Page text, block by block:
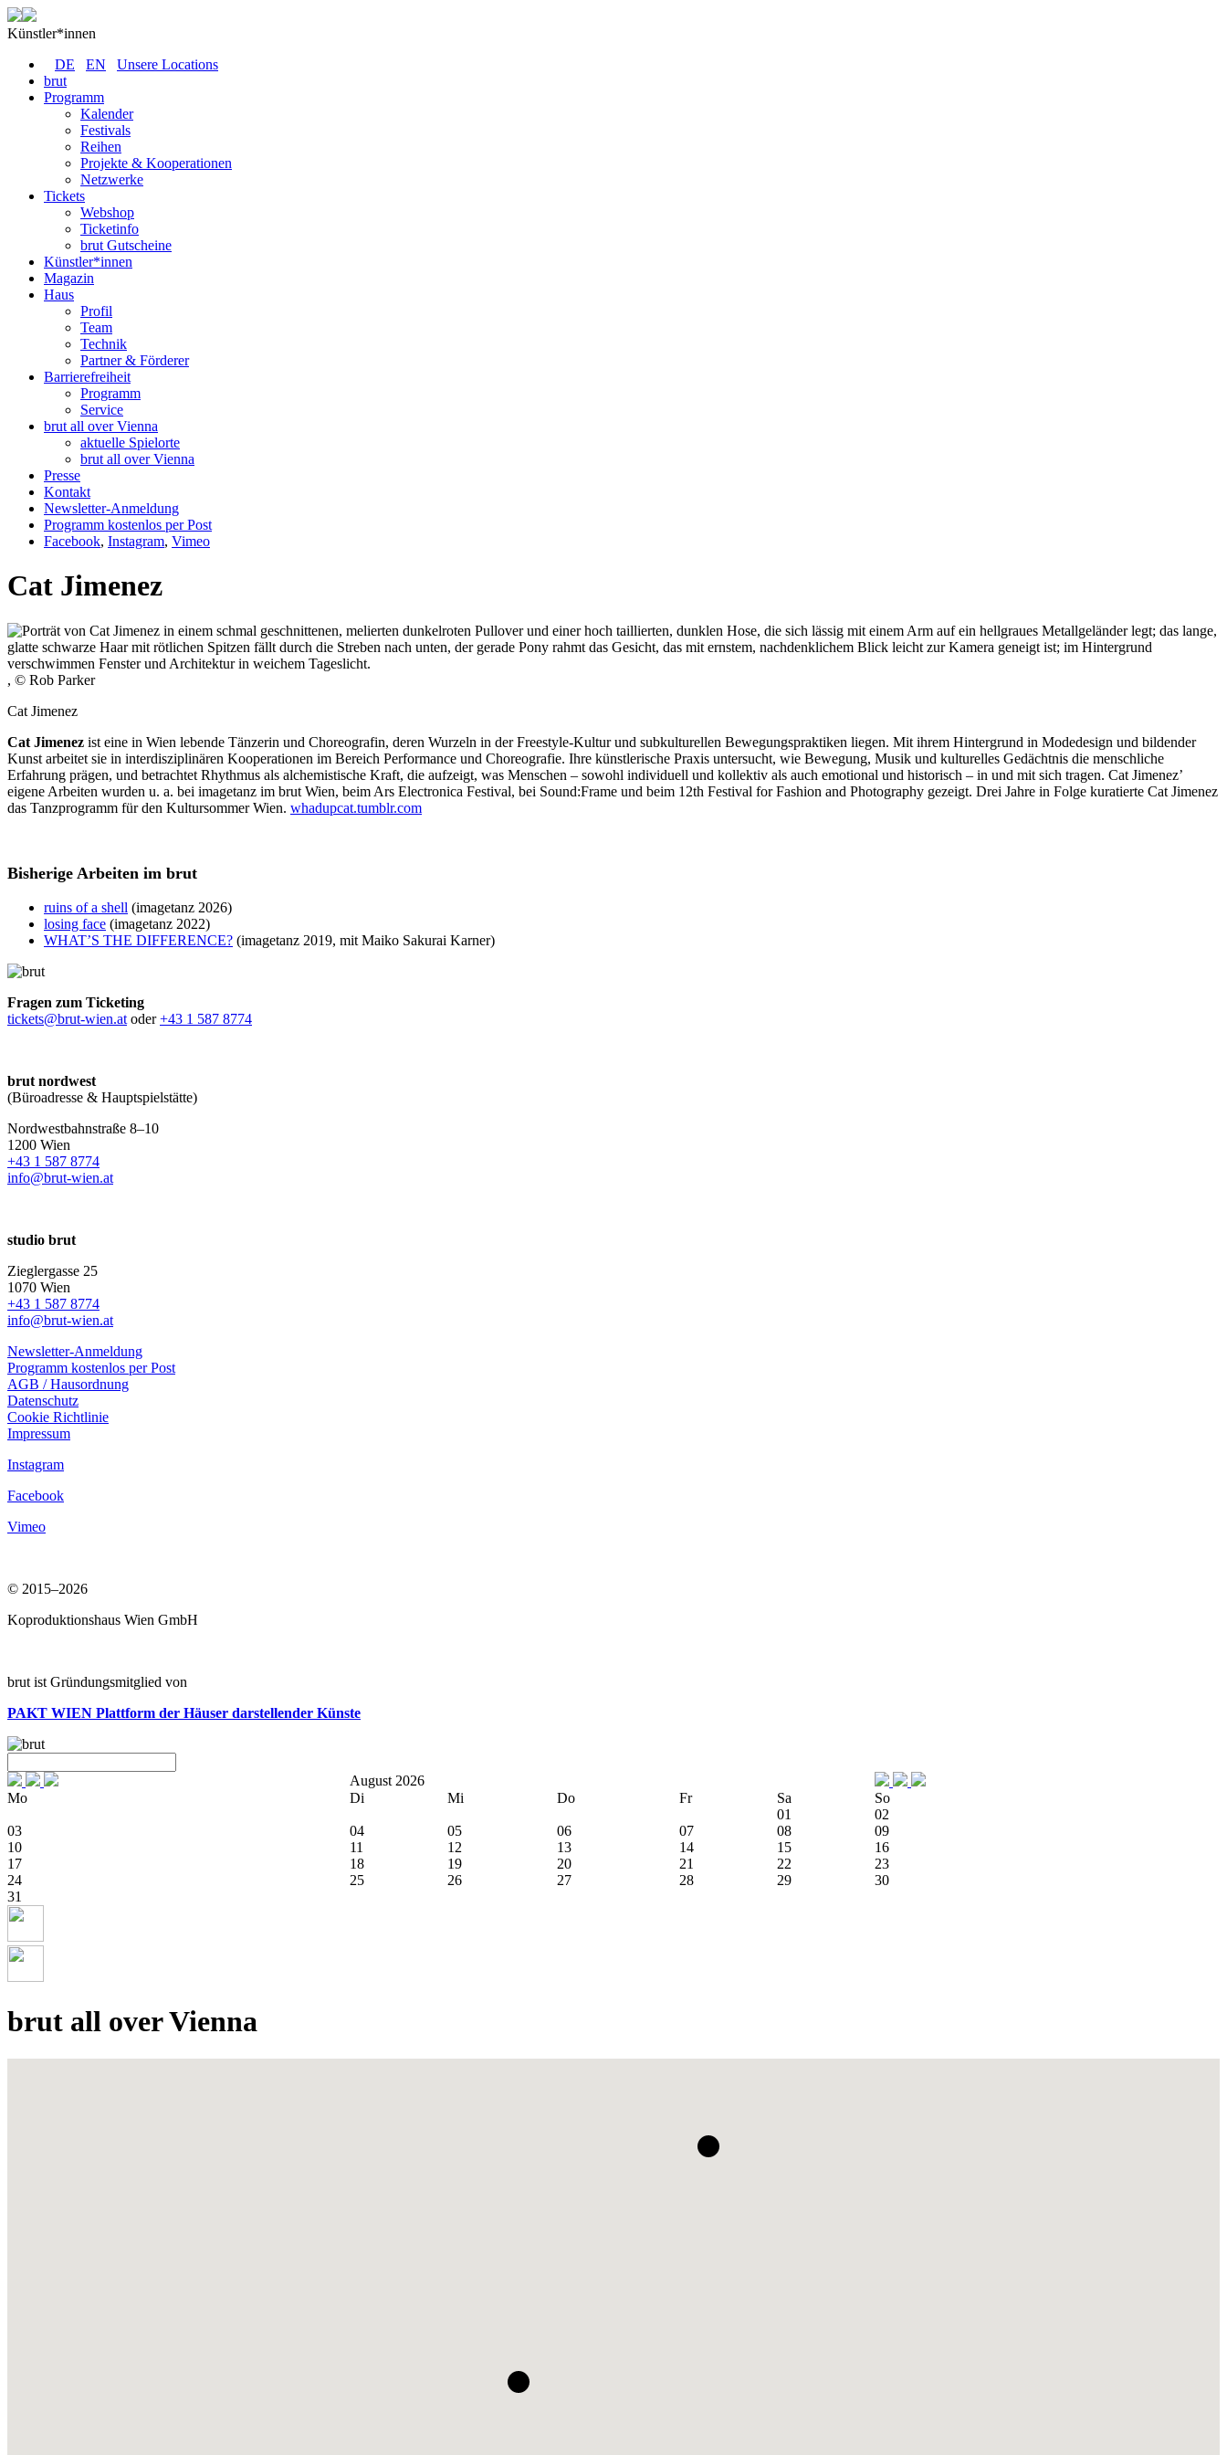
Künstler*innen
DE
EN
Unsere Locations
brut
Programm
Kalender
Festivals
Reihen
Projekte & Kooperationen
Netzwerke
Tickets
Webshop
Ticketinfo
brut Gutscheine
Künstler*innen
Magazin
Haus
Profil
Team
Technik
Partner & Förderer
Barrierefreiheit
Programm
Service
brut all over Vienna
aktuelle Spielorte
brut all over Vienna
Presse
Kontakt
Newsletter-Anmeldung
Programm kostenlos per Post
Facebook, Instagram, Vimeo
Cat Jimenez
, © Rob Parker
Cat Jimenez
Cat Jimenez ist eine in Wien lebende Tänzerin und Choreografin, deren Wurzeln in der Freestyle-Kultur und subkulturellen Bewegungspraktiken liegen. Mit ihrem Hintergrund in Modedesign und bildender
Kunst arbeitet sie in interdisziplinären Kooperationen im Bereich Performance und Choreografie. Ihre künstlerische Praxis untersucht, wie Bewegung, Musik und kulturelles Gedächtnis die menschliche
Erfahrung prägen, und betrachtet Rhythmus als alchemistische Kraft, die aufzeigt, was Menschen – sowohl individuell und kollektiv als auch emotional und historisch – in und mit sich tragen. Cat Jimenez’
eigene Arbeiten wurden u. a. bei imagetanz im brut Wien, beim Ars Electronica Festival, bei Sound:Frame und beim 12th Festival for Fashion and Photography gezeigt. Drei Jahre in Folge kuratierte Cat Jimenez
das Tanzprogramm für den Kultursommer Wien. whadupcat.tumblr.com
Bisherige Arbeiten im brut
ruins of a shell (imagetanz 2026)
losing face (imagetanz 2022)
WHAT’S THE DIFFERENCE? (imagetanz 2019, mit Maiko Sakurai Karner)
Fragen zum Ticketing
tickets@brut-wien.at oder+43 1 587 8774
brut nordwest
(Büroadresse & Hauptspielstätte)
Nordwestbahnstraße 8–10
1200 Wien
+43 1 587 8774
info@brut-wien.at
studio brut
Zieglergasse 25
1070 Wien
+43 1 587 8774
info@brut-wien.at
Newsletter-Anmeldung
Programm kostenlos per Post
AGB / Hausordnung
Datenschutz
Cookie Richtlinie
Impressum
Instagram
Facebook
Vimeo
© 2015–2026
Koproduktionshaus Wien GmbH
brut ist Gründungsmitglied von
PAKT WIEN Plattform der Häuser darstellender Künste
August 2026
Mo
Di Mi Do Fr Sa
So
01
02
03
04 05 06 07 08
09
10
11 12 13 14 15
16
17
18 19 20 21 22
23
24
25 26 27 28 29
30
31
brut all over Vienna